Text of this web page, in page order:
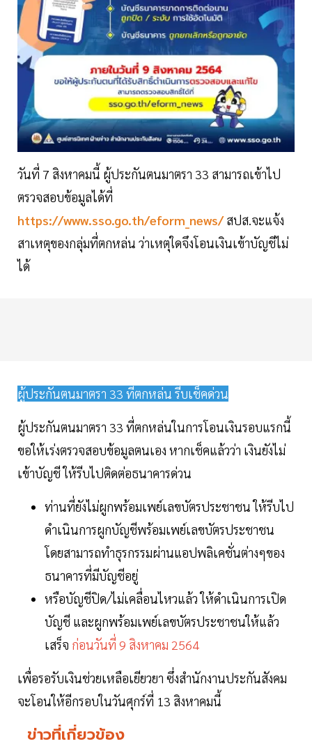
วันที่ 7 สิงหาคมนี้ ผู้ประกันตนมาตรา 33 สามารถเข้าไป
ตรวจสอบข้อมูลได้ที่
https://www.sso.go.th/eform_news/สปส.จะแจ้ง
สาเหตุของกลุ่มที่ตกหล่น ว่าเหตุใดจึงโอนเงินเข้าบัญชีไม่
ได้
ผู้ประกันตนมาตรา 33 ที่ตกหล่น รีบเช็คด่วน
ผู้ประกันตนมาตรา 33 ที่ตกหล่นในการโอนเงินรอบแรกนี้
ขอให้เร่งตรวจสอบข้อมูลตนเอง หากเช็คแล้วว่า เงินยังไม่
เข้าบัญชี ให้รีบไปติดต่อธนาคารด่วน
ท่านที่ยังไม่ผูกพร้อมเพย์เลขบัตรประชาชน ให้รีบไป
ดำเนินการผูกบัญชีพร้อมเพย์เลขบัตรประชาชน
โดยสามารถทำธุรกรรมผ่านแอปพลิเคชั่นต่างๆของ
ธนาคารที่มีบัญชีอยู่
หรือบัญชีปิด/ไม่เคลื่อนไหวแล้ว ให้ดำเนินการเปิด
บัญชี และผูกพร้อมเพย์เลขบัตรประชาชนให้แล้ว
เสร็จ ก่อนวันที่ 9 สิงหาคม 2564
เพื่อรอรับเงินช่วยเหลือเยียวยา ซึ่งสำนักงานประกันสังคม
จะโอนให้อีกรอบในวันศุกร์ที่ 13 สิงหาคมนี้
ข่าวที่เกี่ยวข้อง